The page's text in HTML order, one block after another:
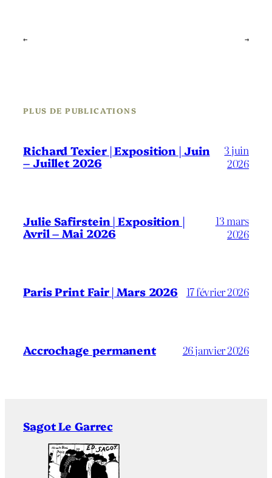
← →
PLUS DE PUBLICATIONS
Richard Texier | Exposition | Juin
– Juillet 2026
3 juin
2026
Julie Safirstein | Exposition |
Avril – Mai 2026
13 mars
2026
Paris Print Fair | Mars 2026 17 février 2026
Accrochage permanent 26 janvier 2026
Sagot Le Garrec